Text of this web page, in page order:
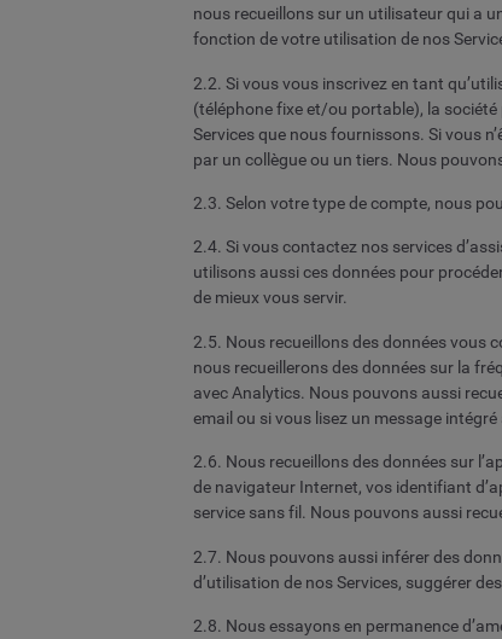
nous recueillons sur un utilisateur qui a
fonction de votre utilisation de nos
2.2. Si vous vous inscrivez en tant
(téléphone fixe et/ou portable), la
Services que nous fournissons. Si vous
par un collègue ou un tiers. Nous
2.3. Selon votre type de compte, nous
2.4. Si vous contactez nos services
utilisons aussi ces données pour
de mieux vous servir.
2.5. Nous recueillons des données vous
nous recueillerons des données sur la
avec Analytics. Nous pouvons aussi
email ou si vous lisez un message
2.6. Nous recueillons des données sur
de navigateur Internet, vos identifiant
service sans fil. Nous pouvons aussi
2.7. Nous pouvons aussi inférer des
d’utilisation de nos Services, suggérer
2.8. Nous essayons en permanence